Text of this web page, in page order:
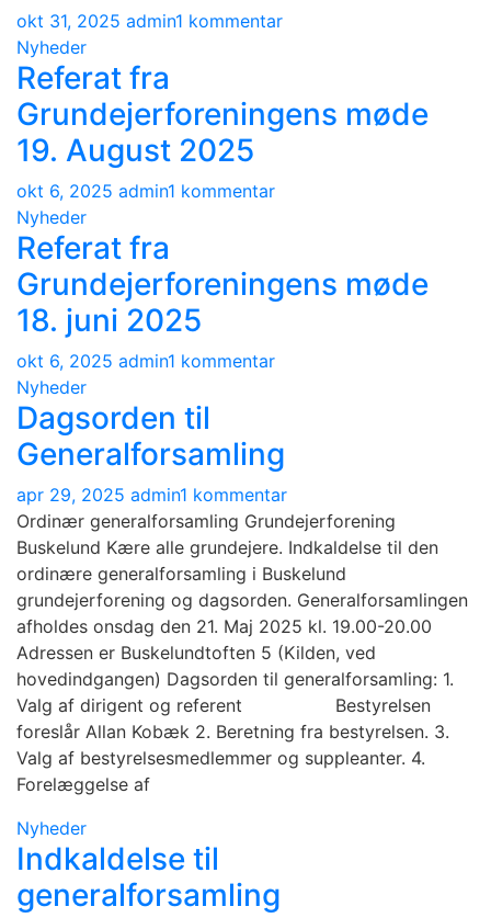
okt 31, 2025 admin1 kommentartil
forsamlingen
Nyheder
Referat fra
Grundejerforeningens møde
19. August 2025
okt 6, 2025 admin1 kommentartil
Grundejerforeningens
møde
Nyheder
Referat fra
Grundejerforeningens møde
18. juni 2025
okt 6, 2025 admin1 kommentartil
møde
18.
juni
2025
Nyheder
Dagsorden til
Generalforsamling
apr 29, 2025 admin1 kommentartil
Dagsorden
til
Generalforsamling
Ordinær generalforsamling Grundejerforening
Buskelund Kære alle grundejere. Indkaldelse til den
ordinære generalforsamling i Buskelund
grundejerforening og dagsorden. Generalforsamlingen
afholdes onsdag den 21. Maj 2025 kl. 19.00-20.00
Adressen er Buskelundtoften 5 (Kilden, ved
hovedindgangen) Dagsorden til generalforsamling: 1.
Valg af dirigent og referent Bestyrelsen
foreslår Allan Kobæk 2. Beretning fra bestyrelsen. 3.
Valg af bestyrelsesmedlemmer og suppleanter. 4.
Forelæggelse af
Nyheder
Indkaldelse til
generalforsamling